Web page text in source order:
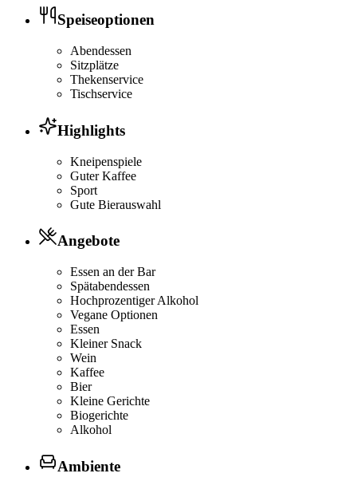
Speiseoptionen
Abendessen
Sitzplätze
Thekenservice
Tischservice
Highlights
Kneipenspiele
Guter Kaffee
Sport
Gute Bierauswahl
Angebote
Essen an der Bar
Spätabendessen
Hochprozentiger Alkohol
Vegane Optionen
Essen
Kleiner Snack
Wein
Kaffee
Bier
Kleine Gerichte
Biogerichte
Alkohol
Ambiente